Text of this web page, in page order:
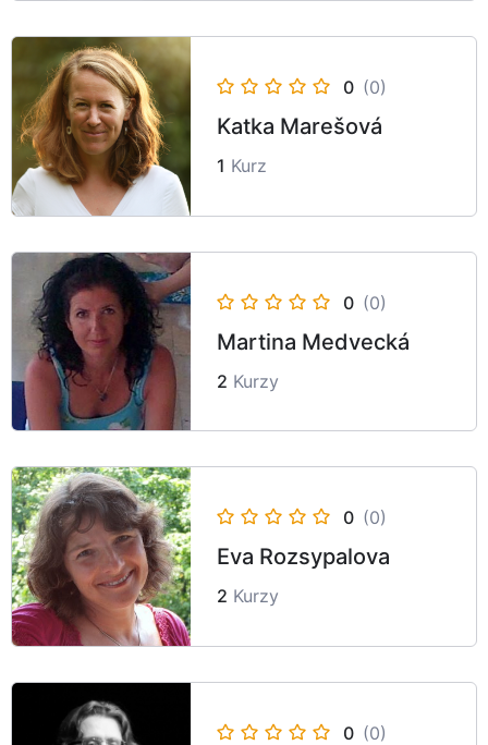
0 (0)
Katka Marešová
1 Kurz
0 (0)
Martina Medvecká
2 Kurzy
0 (0)
Eva Rozsypalova
2 Kurzy
0 (0)